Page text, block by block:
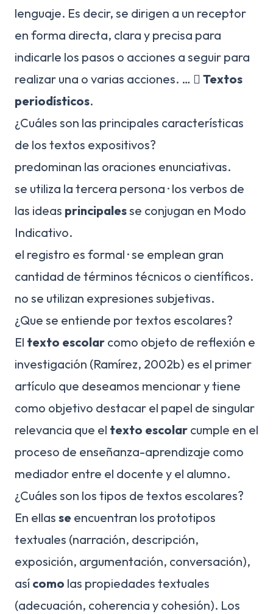
lenguaje. Es decir, se dirigen a un receptor
en forma directa, clara y precisa para
indicarle los pasos o acciones a seguir para
realizar una o varias acciones. …  Textos
periodísticos.
¿Cuáles son las principales características
de los textos expositivos?
predominan las oraciones enunciativas.
se utiliza la tercera persona · los verbos de
las ideas principalesse conjugan en Modo
Indicativo.
el registro es formal · se emplean gran
cantidad de términos técnicos o científicos.
no se utilizan expresiones subjetivas.
¿Que se entiende por textos escolares?
El texto escolar como objeto de reflexión e
investigación (Ramírez, 2002b) es el primer
artículo que deseamos mencionar y tiene
como objetivo destacar el papel de singular
relevancia que el texto escolar cumple en el
proceso de enseñanza-aprendizaje como
mediador entre el docente y el alumno.
¿Cuáles son los tipos de textos escolares?
En ellas se encuentran los prototipos
textuales (narración, descripción,
exposición, argumentación, conversación),
así como las propiedades textuales
(adecuación, coherencia y cohesión). Los